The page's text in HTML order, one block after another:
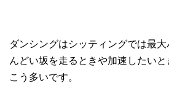
ダンシングはシッティングでは最
んどい坂を走るときや加速したい
こう多いです。